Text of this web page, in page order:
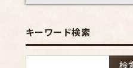
キーワード検索